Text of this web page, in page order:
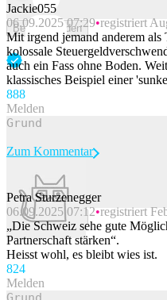
Beitrag melden
Jackie055
06.09.2025 07:29 registriert
Mit irgend jemand anderem als
kolossale
auch ein Fass ohne Boden.
klassisches Beispiel einer
888
Melden
Beitrag melden
Zum Kommentar
Petra Sturzenegger
06.09.2025 07:12 registriert
„Die Schweiz sehe gute
Partnerschaft stärken“.
Heisst wohl, es bleibt wies ist.
824
Melden